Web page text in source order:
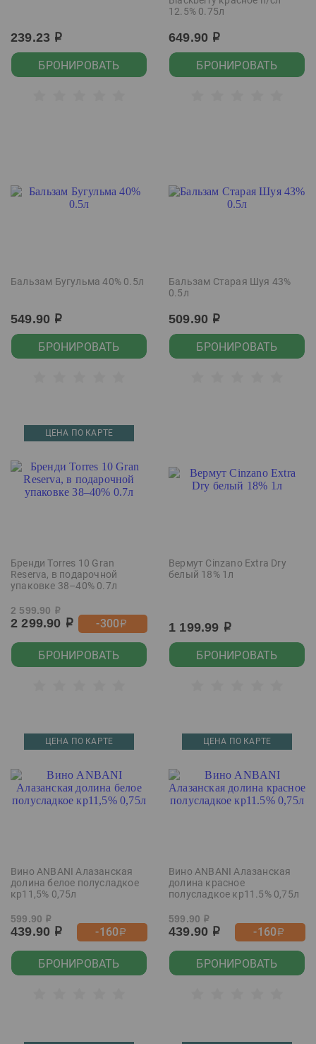
239.23 р
БРОНИРОВАТЬ
12.5% 0.75л
649.90 р
БРОНИРОВАТЬ
Бальзам Бугульма 40% 0.5л
549.90 р
БРОНИРОВАТЬ
Бальзам Старая Шуя 43%
0.5л
509.90 р
БРОНИРОВАТЬ
ЦЕНА ПО КАРТЕ
Бренди Torres 10 Gran
Reserva, в подарочной
упаковке 38–40% 0.7л
2 599.90 р
2 299.90 р -300р
БРОНИРОВАТЬ
Вермут Cinzano Extra Dry
белый 18% 1л
1 199.99 р
БРОНИРОВАТЬ
ЦЕНА ПО КАРТЕ
Вино ANBANI Алазанская
долина белое полусладкое
кр11,5% 0,75л
599.90 р
439.90 р -160р
БРОНИРОВАТЬ
ЦЕНА ПО КАРТЕ
Вино ANBANI Алазанская
долина красное
полусладкое кр11.5% 0,75л
599.90 р
439.90 р -160р
БРОНИРОВАТЬ